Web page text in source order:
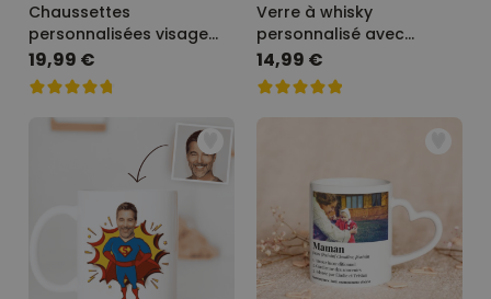
Chaussettes
personnalisées visage
motif super-héros
19,99 €
Verre à whisky
personnalisé avec
monogramme
14,99 €